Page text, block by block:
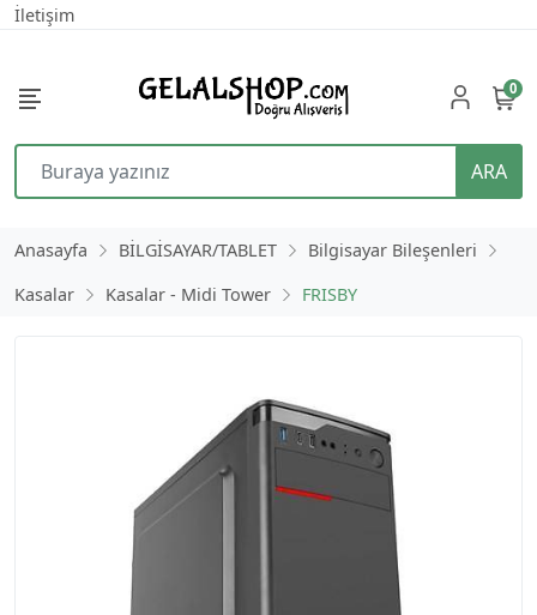
İletişim
ARA
0
Anasayfa BİLGİSAYAR/TABLET
Bilgisayar Bileşenleri
Kasalar
Kasalar - Midi Tower FRISBY